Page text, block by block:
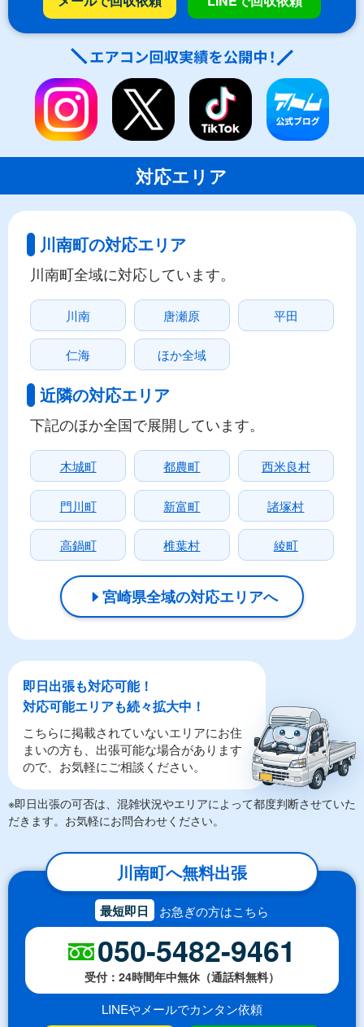
対応エリア
川南町の対応エリア
川南町全域に対応しています。
川南 唐瀬原 平田
仁海 ほか全域
近隣の対応エリア
下記のほか全国で展開しています。
木城町 都農町 西米良村
門川町 新富町 諸塚村
高鍋町 椎葉村 綾町
宮崎県全域の対応エリアへ
即日出張も対応可能！
対応可能エリアも続々拡大中！
こちらに掲載されていないエリアにお住
まいの方も、出張可能な場合があります
ので、お気軽にご相談ください。
※即日出張の可否は、混雑状況やエリアによって都度判断させていた
だきます。お気軽にお問合わせください。
川南町へ無料出張
最短即日 お急ぎの方はこちら
050-5482-9461
受付：24時間年中無休（通話料無料）
LINEやメールでカンタン依頼